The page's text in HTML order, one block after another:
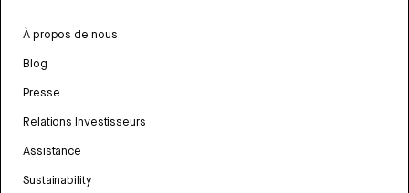
À propos de nous
Blog
Presse
Relations Investisseurs
Assistance
Sustainability